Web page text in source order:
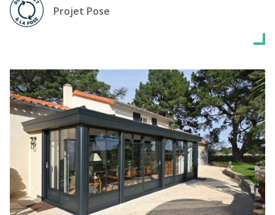
Projet Pose